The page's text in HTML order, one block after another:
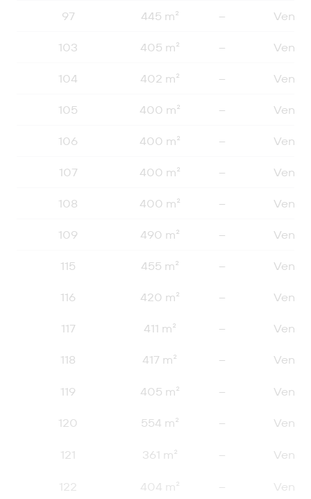
97 445 m² – Vendu
103 405 m² – Vendu
104 402 m² – Vendu
105 400 m² – Vendu
106 400 m² – Vendu
107 400 m² – Vendu
108 400 m² – Vendu
109 490 m² – Vendu
115 455 m² – Vendu
116 420 m² – Vendu
117 411 m² – Vendu
118 417 m² – Vendu
119 405 m² – Vendu
120 554 m² – Vendu
121 361 m² – Vendu
122 404 m² – Vendu